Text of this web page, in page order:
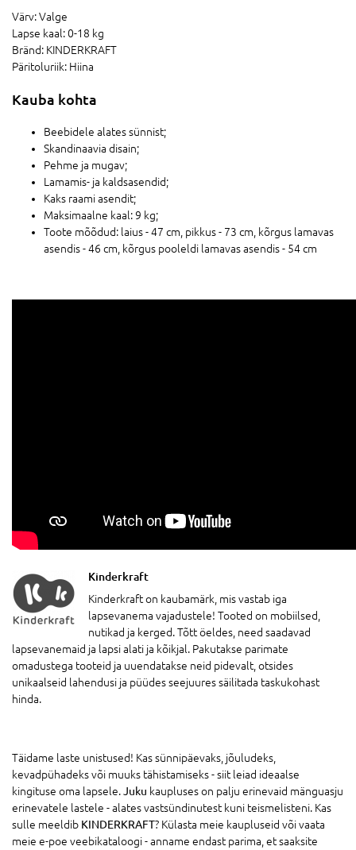
Värv:Valge
Lapse kaal:0-18 kg
Bränd: KINDERKRAFT
Päritoluriik: Hiina
Kauba kohta
Beebidele alates sünnist;
Skandinaavia disain;
Pehme ja mugav;
Lamamis- ja kaldsasendid;
Kaks raami asendit;
Maksimaalne kaal: 9 kg;
Toote mõõdud: laius - 47 cm, pikkus - 73 cm, kõrgus lamavas
asendis - 46 cm, kõrgus pooleldi lamavas asendis - 54 cm
Kinderkraft
Kinderkraft on kaubamärk, mis vastab iga
lapsevanema vajadustele! Tooted on mobiilsed,
nutikad ja kerged. Tõtt öeldes, need saadavad
lapsevanemaid ja lapsi alati ja kõikjal. Pakutakse parimate
omadustega tooteid ja uuendatakse neid pidevalt, otsides
unikaalseid lahendusi ja püüdes seejuures säilitada taskukohast
hinda.
Täidame laste unistused! Kas sünnipäevaks, jõuludeks,
kevadpühadeks või muuks tähistamiseks - siit leiad ideaalse
kingituse oma lapsele.Juku kaupluses on palju erinevaid mänguasju
erinevatele lastele - alates vastsündinutest kuni teismelisteni. Kas
sulle meeldib KINDERKRAFT? Külasta meie kaupluseid või vaata
meie e-poe veebikataloogi - anname endast parima, et saaksite